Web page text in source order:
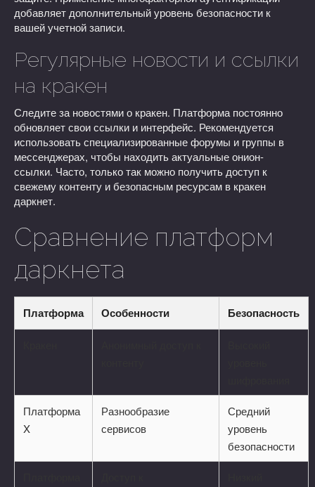
добавляет дополнительный уровень безопасности к
вашей учетной записи.
Регулярные новости и ссылки
на кракен
Следите за новостями о кракен. Платформа постоянно
обновляет свои ссылки и интерфейс. Рекомендуется
использовать специализированные форумы и группы в
мессенджерах, чтобы находить актуальные онион-
ссылки. Часто, только так можно получить доступ к
свежему контенту и безопасным ресурсам в кракен
даркнет.
Сравнение платформ
даркнета
Платформа Особенности Безопасность
Платформа
X
Разнообразие
сервисов
Средний
уровень
безопасности